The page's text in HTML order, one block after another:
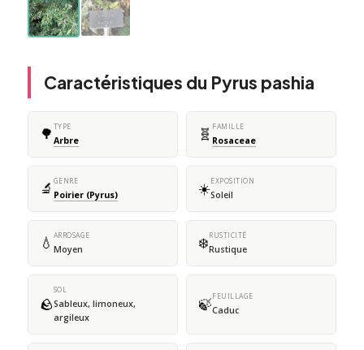
Caractéristiques du Pyrus pashia
🌳 TYPE
Arbre 🧬 FAMILLE
Rosaceae
🔬 GENRE
Poirier (Pyrus) ☀️EXPOSITION
Soleil
💧 ARROSAGE
Moyen ❄️RUSTICITÉ
Rustique
🪨
SOL
Sableux, limoneux,
argileux
🍃FEUILLAGE
Caduc